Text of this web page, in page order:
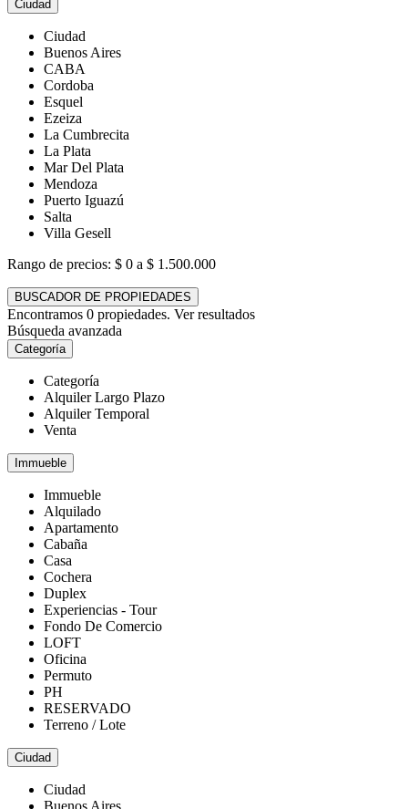
Ciudad
Ciudad
Buenos Aires
CABA
Cordoba
Esquel
Ezeiza
La Cumbrecita
La Plata
Mar Del Plata
Mendoza
Puerto Iguazú
Salta
Villa Gesell
Rango de precios: $ 0 a $ 1.500.000
BUSCADOR DE PROPIEDADES
Encontramos 0 propiedades. Ver resultados
Búsqueda avanzada
Categoría
Categoría
Alquiler Largo Plazo
Alquiler Temporal
Venta
Immueble
Immueble
Alquilado
Apartamento
Cabaña
Casa
Cochera
Duplex
Experiencias - Tour
Fondo De Comercio
LOFT
Oficina
Permuto
PH
RESERVADO
Terreno / Lote
Ciudad
Ciudad